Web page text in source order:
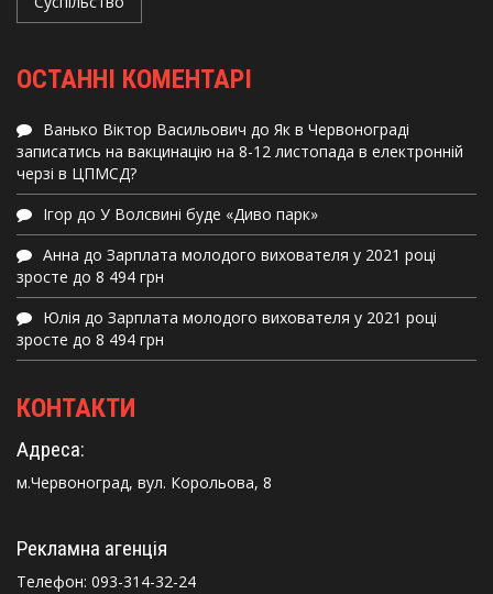
ОСТАННІ КОМЕНТАРІ
Ванько Віктор Васильович до Як в Червонограді
записатись на вакцинацію на 8-12 листопада в електронній
черзі в ЦПМСД?
Ігор до У Волсвині буде «Диво парк»
Анна до Зарплата молодого вихователя у 2021 році
зросте до 8 494 грн
Юлія до Зарплата молодого вихователя у 2021 році
зросте до 8 494 грн
КОНТАКТИ
Адреса:
м.Червоноград, вул. Корольова, 8
Рекламна агенція
Телефон: 093-314-32-24